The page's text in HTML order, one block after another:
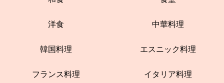
洋食 中華料理
韓国料理 エスニック料理
フランス料理 イタリア料理